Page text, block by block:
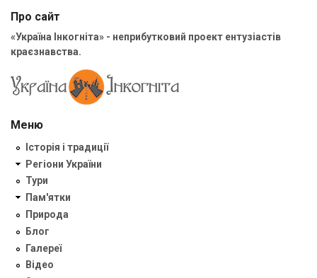
Про сайт
«Україна Інкогніта» - неприбутковий проект ентузіастів
краєзнавства.
Меню
Історія і традиції
Регіони України
Тури
Пам'ятки
Природа
Блог
Галереї
Відео